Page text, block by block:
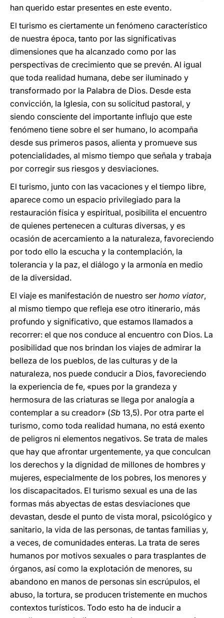
han querido estar presentes en este evento.
El turismo es ciertamente un fenómeno característico
de nuestra época, tanto por las significativas
dimensiones que ha alcanzado como por las
perspectivas de crecimiento que se prevén. Al igual
que toda realidad humana, debe ser iluminado y
transformado por la Palabra de Dios. Desde esta
convicción, la Iglesia, con su solicitud pastoral, y
siendo consciente del importante influjo que este
fenómeno tiene sobre el ser humano, lo acompaña
desde sus primeros pasos, alienta y promueve sus
potencialidades, al mismo tiempo que señala y trabaja
por corregir sus riesgos y desviaciones.
El turismo, junto con las vacaciones y el tiempo libre,
aparece como un espacio privilegiado para la
restauración física y espiritual, posibilita el encuentro
de quienes pertenecen a culturas diversas, y es
ocasión de acercamiento a la naturaleza, favoreciendo
por todo ello la escucha y la contemplación, la
tolerancia y la paz, el diálogo y la armonía en medio
de la diversidad.
El viaje es manifestación de nuestro ser homo viator,
al mismo tiempo que refleja ese otro itinerario, más
profundo y significativo, que estamos llamados a
recorrer: el que nos conduce al encuentro con Dios. La
posibilidad que nos brindan los viajes de admirar la
belleza de los pueblos, de las culturas y de la
naturaleza, nos puede conducir a Dios, favoreciendo
la experiencia de fe, «pues por la grandeza y
hermosura de las criaturas se llega por analogía a
contemplar a su creador» (Sb 13,5). Por otra parte el
turismo, como toda realidad humana, no está exento
de peligros ni elementos negativos. Se trata de males
que hay que afrontar urgentemente, ya que conculcan
los derechos y la dignidad de millones de hombres y
mujeres, especialmente de los pobres, los menores y
los discapacitados. El turismo sexual es una de las
formas más abyectas de estas desviaciones que
devastan, desde el punto de vista moral, psicológico y
sanitario, la vida de las personas, de tantas familias y,
a veces, de comunidades enteras. La trata de seres
humanos por motivos sexuales o para trasplantes de
órganos, así como la explotación de menores, su
abandono en manos de personas sin escrúpulos, el
abuso, la tortura, se producen tristemente en muchos
contextos turísticos. Todo esto ha de inducir a